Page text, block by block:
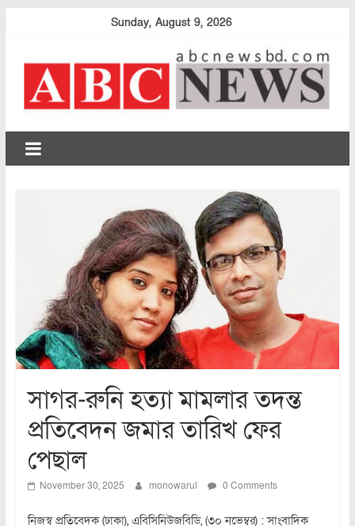
Sunday, August 9, 2026
abcnewsbd
সাগর-রুনি হত্যা মামলার তদন্ত
প্রতিবেদন জমার তারিখ ফের
পেছাল
November 30, 2025 monowarul 0 Comments
নিজস্ব প্রতিবেদক (ঢাকা), এবিসিনিউজবিডি, (৩০ নভেম্বর) : সাংবাদিক